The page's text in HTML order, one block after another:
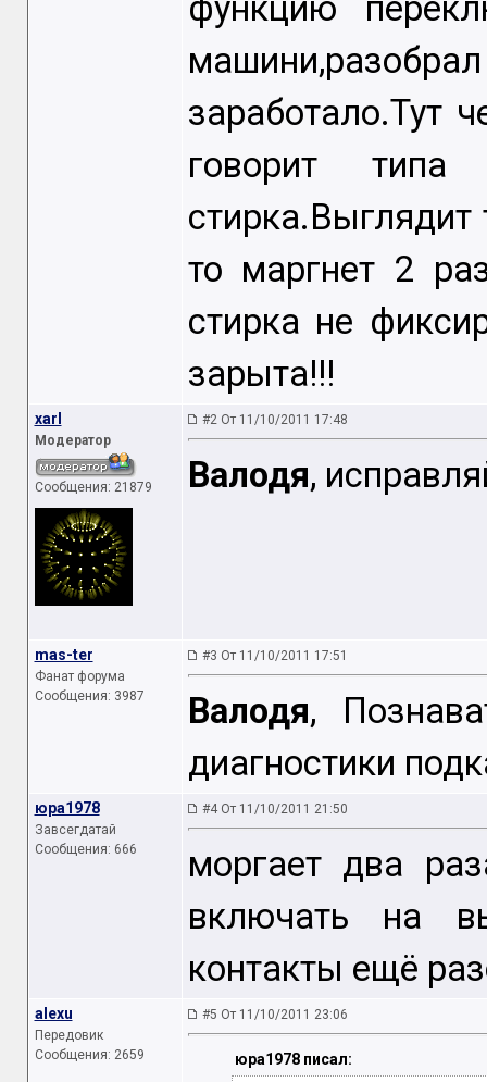
функцию
машини,разобрал
заработало.Тут
говорит типа
то маргнет 2
стирка не
зарыта!!!
xarl
Модератор
Сообщения: 21879
#2 От 11/10/2011 17:48
Валодя,
mas-ter
Фанат форума
Сообщения: 3987
#3 От 11/10/2011 17:51
Валодя,
диагностики
юра1978
Завсегдатай
Сообщения: 666
#4 От 11/10/2011 21:50
моргает два
включать на
контакты ещё
alexu
Передовик
Сообщения: 2659
#5 От 11/10/2011 23:06
юра1978 писал: